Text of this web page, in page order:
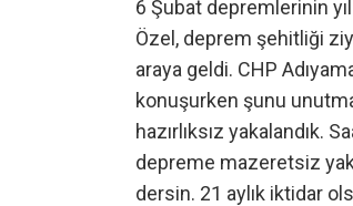
6 Şubat depremlerinin
Özel, deprem şehitliği
araya geldi. CHP
konuşurken şunu
hazırlıksız yakalandık.
depreme mazeretsiz
dersin. 21 aylık iktidar